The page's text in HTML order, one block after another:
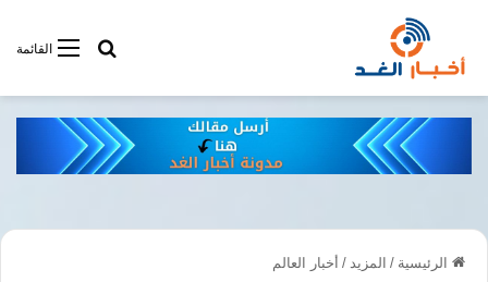
القائمةأبحت فى
الرئيسية / المزيد / أخبار العالم